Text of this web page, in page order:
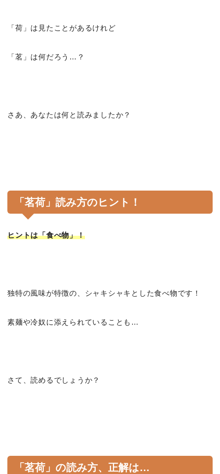
「荷」は見たことがあるけれど
「茗」は何だろう…？
さあ、あなたは何と読みましたか？
「茗荷」読み方のヒント！
ヒントは「食べ物」！
独特の風味が特徴の、シャキシャキとした食べ物です！
素麺や冷奴に添えられていることも…
さて、読めるでしょうか？
「茗荷」の読み方、正解は…